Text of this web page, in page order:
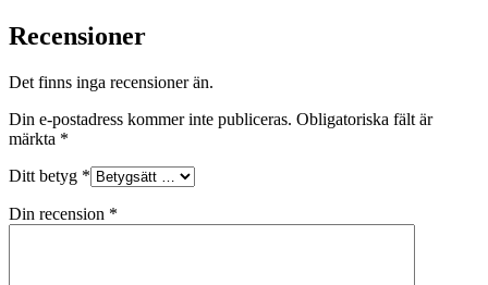
Recensioner
Det finns inga recensioner än.
Din e-postadress kommer inte publiceras. Obligatoriska fält är
märkta *
Ditt betyg *
Din recension *